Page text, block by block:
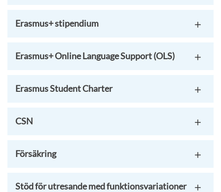
Erasmus+ stipendium
Erasmus+ Online Language Support (OLS)
Erasmus Student Charter
CSN
Försäkring
Stöd för utresande med funktionsvariationer